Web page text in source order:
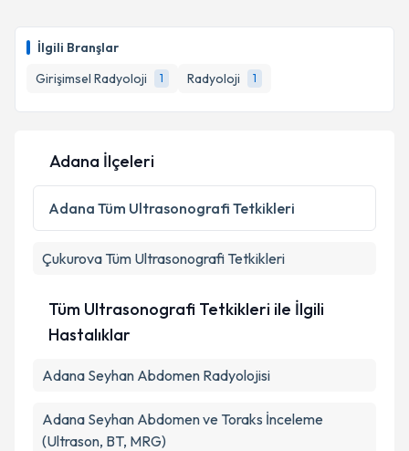
İlgili Branşlar
Girişimsel Radyoloji
1 Radyoloji 1
takvim hazırlandığında e-posta ile bilgilendireceğiz.
E-posta Adresiniz
Kişisel verilerimin işlenmesine ilişkinAydınlatma
Metni
'ni okudum ve kişisel verilerimin belirtilen
kapsamda işlenmesini kabul ediyorum.
Adana İlçeleri
Adana Tüm Ultrasonografi Tetkikleri
Çukurova Tüm Ultrasonografi Tetkikleri
Tüm Ultrasonografi Tetkikleri ile İlgili
Hastalıklar
Adana Seyhan Abdomen Radyolojisi
Adana Seyhan Abdomen ve Toraks İnceleme
(Ultrason, BT, MRG)